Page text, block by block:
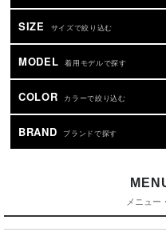
SIZE サイズで絞り込む
MODEL 着用モデルで探す
COLOR カラーで絞り込む
BRAND ブランドで探す
メニュー